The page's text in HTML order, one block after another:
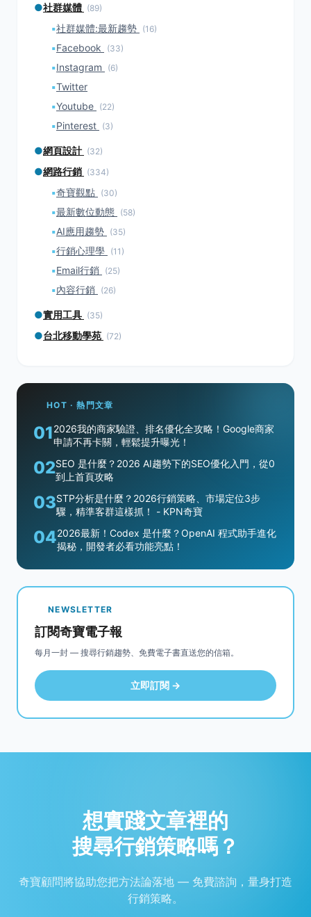
●社群媒體 (89)
▪社群媒體:最新趨勢 (16)
▪Facebook (33)
▪Instagram (6)
▪Twitter
▪Youtube (22)
▪Pinterest (3)
●網頁設計 (32)
●網路行銷 (334)
▪奇寶觀點 (30)
▪最新數位動態 (58)
▪AI應用趨勢 (35)
▪行銷心理學 (11)
▪Email行銷 (25)
▪內容行銷 (26)
●實用工具 (35)
●台北移動學苑 (72)
HOT · 熱門文章
012026我的商家驗證、排名優化全攻略！Google商家
申請不再卡關，輕鬆提升曝光！
02SEO 是什麼？2026 AI趨勢下的SEO優化入門，從0
到上首頁攻略
03STP分析是什麼？2026行銷策略、市場定位3步
驟，精準客群這樣抓！ - KPN奇寶
042026最新！Codex 是什麼？OpenAI 程式助手進化
揭秘，開發者必看功能亮點！
NEWSLETTER
訂閱奇寶電子報
每月一封 — 搜尋行銷趨勢、免費電子書直送您的信箱。
立即訂閱 →
想實踐文章裡的
搜尋行銷策略嗎？
奇寶顧問將協助您把方法論落地 — 免費諮詢，量身打造
行銷策略。